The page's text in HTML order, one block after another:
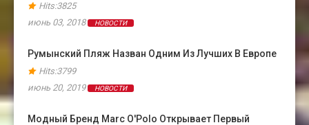
Hits:3825
июнь 03, 2018
НОВОСТИ
Румынский Пляж Назван Одним Из Лучших В Европе
Hits:3799
июнь 20, 2019
НОВОСТИ
Модный Бренд Marc O'Polo Открывает Первый